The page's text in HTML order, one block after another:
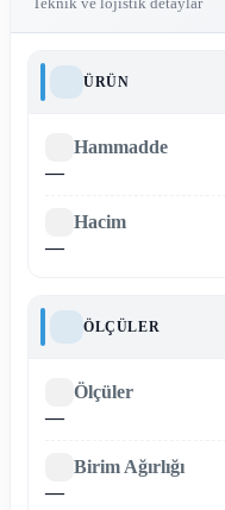
ÜRÜN
Hammadde
—
Hacim
—
ÖLÇÜLER
Ölçüler
—
Birim Ağırlığı
—